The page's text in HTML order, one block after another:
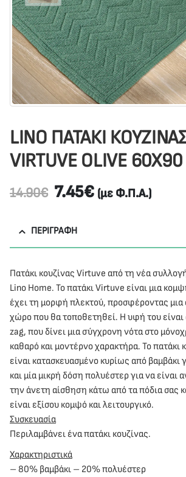
LINO ΠΑΤΑΚΙ
VIRTUVE OLIVE 60X90
14.90€ 7.45€ (με Φ.Π.Α.)
ΠΕΡΙΓΡΑΦΉ
Πατάκι κουζίνας Virtuve από τη νέα
Lino Home. Το πατάκι Virtuve είναι μια
έχει τη μορφή πλεκτού, προσφέροντας
χώρο που θα τοποθετηθεί. Η υφή του
zag, που δίνει μια σύγχρονη νότα στο
καθαρό και μοντέρνο χαρακτήρα. Το πατάκι
είναι κατασκευασμένο κυρίως από βαμβάκι
και μία μικρή δόση πολυέστερ για να είναι
την άνετη αίσθηση κάτω από τα πόδια σας
είναι εξίσου κομψό και λειτουργικό.
Συσκευασία
Περιλαμβάνει ένα πατάκι κουζίνας.
Χαρακτηριστικά
– 80% βαμβάκι – 20% πολυέστερ